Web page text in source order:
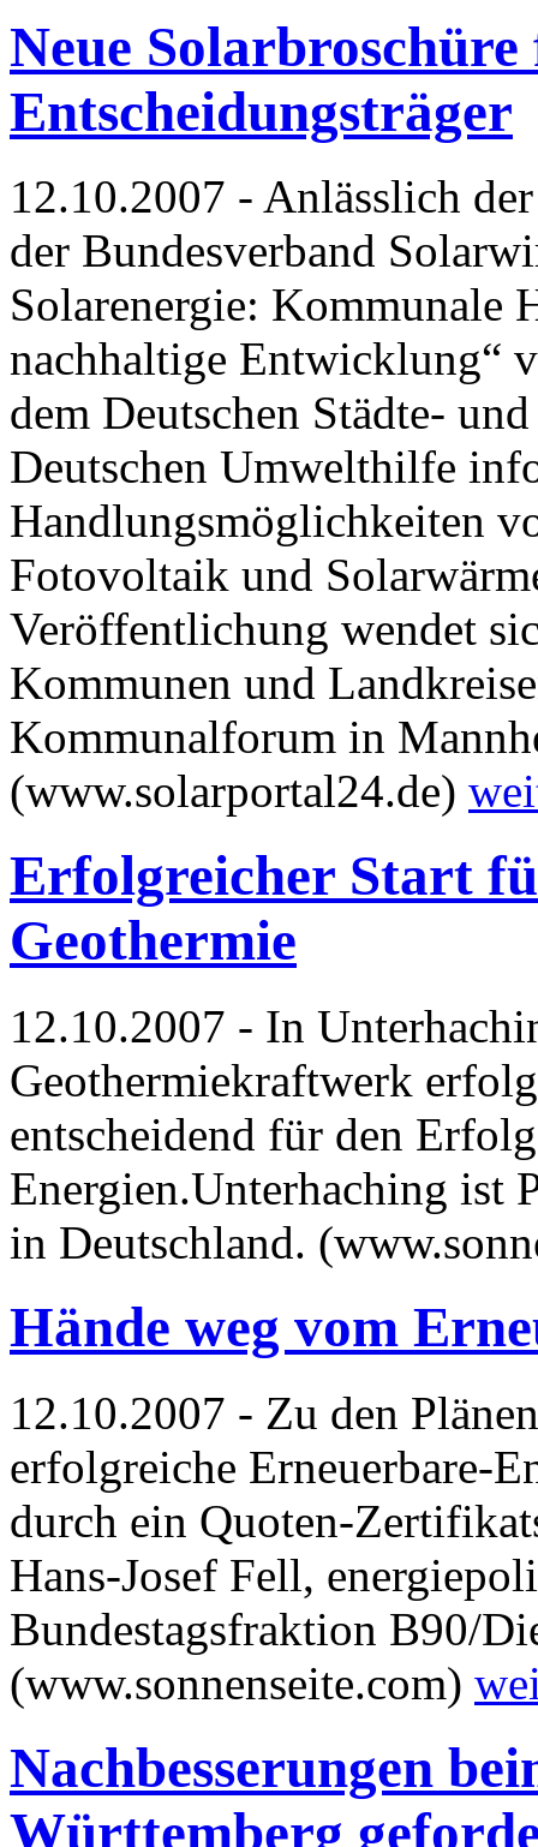
Neue
Entscheidungsträger
12.10.2007 - Anlässlich
der Bundesverband
Solarenergie: Kommunale
nachhaltige Entwicklung“
dem Deutschen Städte-
Deutschen Umwelthilfe
Handlungsmöglichkeiten
Fotovoltaik und
Veröffentlichung wendet
Kommunen und
Kommunalforum in
(www.solarportal24.de)
Erfolgreicher Start
Geothermie
12.10.2007 - In
Geothermiekraftwerk
entscheidend für den
Energien.Unterhaching ist
in Deutschland.
Hände weg vom
12.10.2007 - Zu den
erfolgreiche Erneuerbare-
durch ein Quoten-
Hans-Josef Fell,
Bundestagsfraktion B90/
(www.sonnenseite.com)
Nachbesserungen
Württemberg